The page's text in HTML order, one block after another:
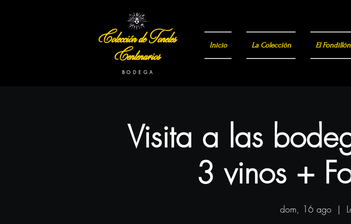
Visita a las
3 vinos +
dom, 16 ago
  |
Colección de Toneles
Centenarios Inicio La Colección El Fondillón
B O D E G A